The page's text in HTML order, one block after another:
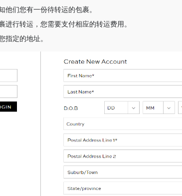
们您有一份待转运的包裹。
行转运，您需要支付相应的转运费用。
指定的地址。